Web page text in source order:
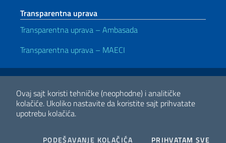
Ovaj sajt koristi tehničke (neophodne) i analitičke
kolačiće. Ukoliko nastavite da koristite sajt prihvatate
upotrebu kolačića.
PODEŠAVANJE KOLAČIĆA COOKIESPRIHVATAM SVE
Transparentna uprava
Transparentna uprava – Ambasada
Transparentna uprava – MAECI
Korisni linkovi
Internazionale